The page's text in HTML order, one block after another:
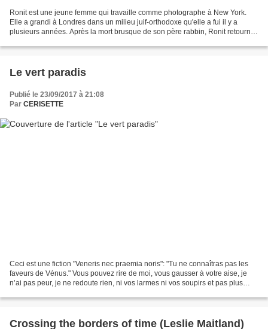
Ronit est une jeune femme qui travaille comme photographe à New York.
Elle a grandi à Londres dans un milieu juif-orthodoxe qu'elle a fui il y a
plusieurs années. Après la mort brusque de son père rabbin, Ronit retourne
Le vert paradis
Publié le 23/09/2017 à 21:08
Par CERISETTE
Ceci est une fiction "Veneris nec praemia noris": "Tu ne connaîtras pas les
faveurs de Vénus." Vous pouvez rire de moi, vous gausser à votre aise, je
n’ai pas peur, je ne redoute rien, ni vos larmes ni vos soupirs et pas plus
Crossing the borders of time (Leslie Maitland)